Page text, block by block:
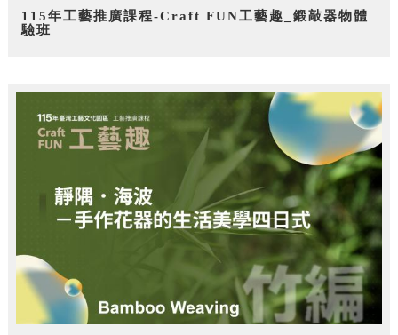
115年工藝推廣課程-Craft FUN工藝趣_鍛敲器物體
驗班